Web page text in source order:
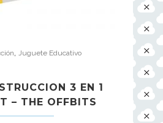
Juguete Educativo
3 EN 1
– THE OFFBITS